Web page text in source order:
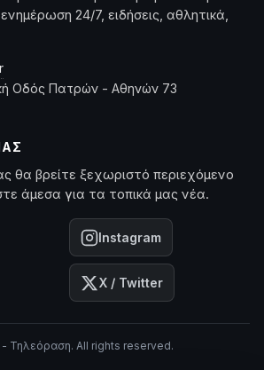
24/7, ειδήσεις, αθλητικά,
Οδός Πατρών - Αθηνών 73
θα βρείτε ξεχωριστό περιεχόμενο
άμεσα για τα τοπικά μας νέα.
Instagram
X / Twitter
Τηλεόραση. All rights reserved.